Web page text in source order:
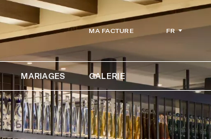
MA FACTURE FR
MARIAGES GALERIE